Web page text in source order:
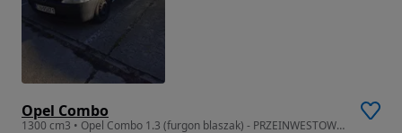
Opel Combo
1300 cm3 • Opel Combo 1.3 (furgon blaszak) - PRZEINWESTOWANY